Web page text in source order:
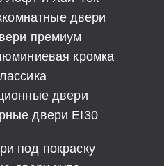
двери
премиум
кромка
двери
двери EI30
под покраску